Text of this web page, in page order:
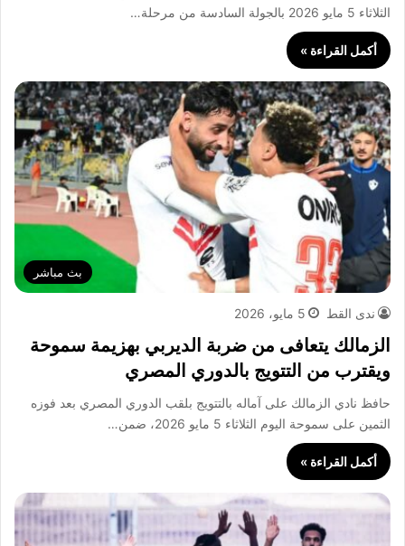
الثلاثاء 5 مايو 2026 بالجولة السادسة من مرحلة…
أكمل القراءة »
بث مباشر
ندى القط 5 مايو، 2026
الزمالك يتعافى من ضربة الديربي بهزيمة سموحة
ويقترب من التتويج بالدوري المصري
حافظ نادي الزمالك على آماله بالتتويج بلقب الدوري المصري بعد فوزه
الثمين على سموحة اليوم الثلاثاء 5 مايو 2026، ضمن…
أكمل القراءة »